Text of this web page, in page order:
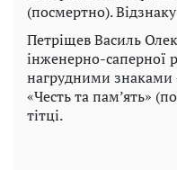
(посмертно).
Петріщев Василь
інженерно-саперної
нагрудними знаками
«Честь та пам’ять»
тітці.